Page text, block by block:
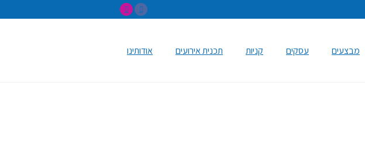
אודותינו תכנית אירועים קניות עסקים מבצעים